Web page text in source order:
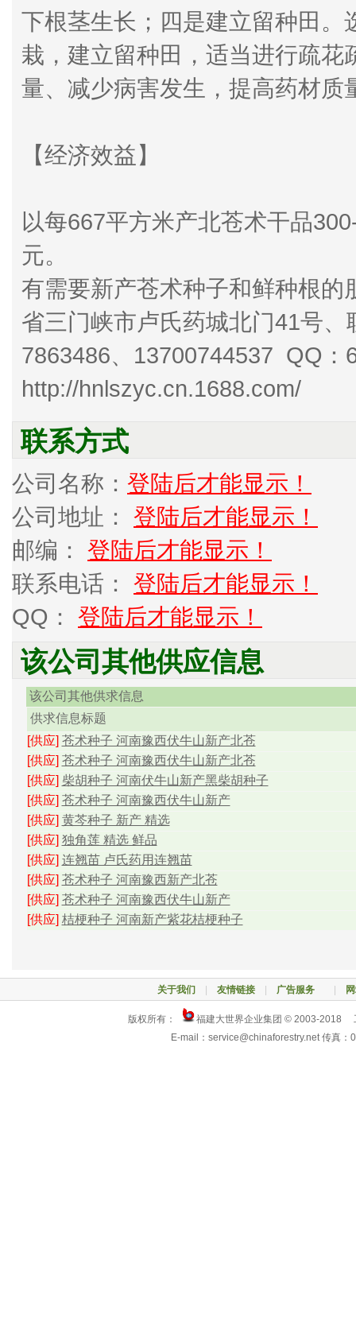
下根茎生长；四是建立留种田
栽，建立留种田，适当进行疏
量、减少病害发生，提高药材质
【经济效益】
以每667平方米产北苍术干品
元。
有需要新产苍术种子和鲜种根
省三门峡市卢氏药城北门41号
7863486、13700744537 QQ
http://hnlszyc.cn.1688.com/
联系方式
公司名称： 登陆后才能显示！
公司地址： 登陆后才能显示！
邮编： 登陆后才能显示！
联系电话： 登陆后才能显示！
QQ： 登陆后才能显示！
该公司其他供应信息
该公司其他供求信息
供求信息标题
[供应] 苍术种子 河南豫西伏牛山新产北苍
[供应] 苍术种子 河南豫西伏牛山新产北苍
[供应] 柴胡种子 河南伏牛山新产黑柴胡种子
[供应] 苍术种子 河南豫西伏牛山新产
[供应] 黄芩种子 新产 精选
[供应] 独角莲 精选 鲜品
[供应] 连翘苗 卢氏药用连翘苗
[供应] 苍术种子 河南豫西新产北苍
[供应] 苍术种子 河南豫西伏牛山新产
[供应] 桔梗种子 河南新产紫花桔梗种子
关于我们 友情链接| 广告服务
版权所有：
福建大世界企业集团 © 2003-2018
E-mail：service@chinaforestry.net 传真